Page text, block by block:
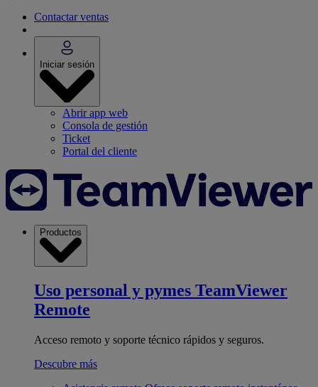
Contactar ventas
Iniciar sesión
Abrir app web
Consola de gestión
Ticket
Portal del cliente
Productos
Uso personal y pymes TeamViewer
Remote
Acceso remoto y soporte técnico rápidos y seguros.
Descubre más